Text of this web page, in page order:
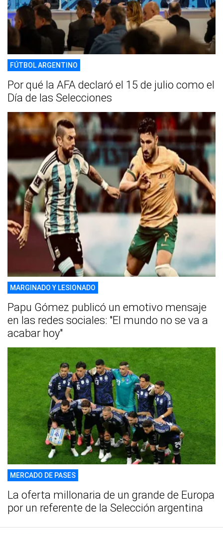
FÚTBOL ARGENTINO
Por qué la AFA declaró el 15 de julio como el
Día de las Selecciones
MARGINADO Y LESIONADO
Papu Gómez publicó un emotivo mensaje
en las redes sociales: "El mundo no se va a
acabar hoy"
MERCADO DE PASES
La oferta millonaria de un grande de Europa
por un referente de la Selección argentina